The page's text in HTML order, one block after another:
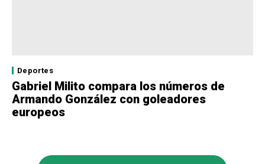
Deportes
Gabriel Milito compara los números de
Armando González con goleadores
europeos